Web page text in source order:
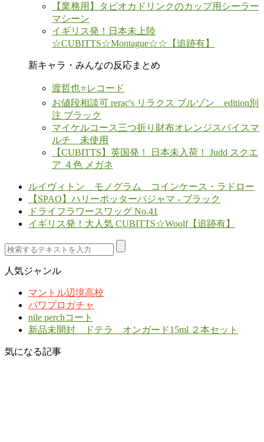
【業務用】タピオカドリンクのカップ用シーラー
マシーン
イギリス発！日本未上陸
☆CUBITTS☆Montague☆☆【追跡有】
新キャラ・みんなの反応まとめ
渡哲也⭐レコード
お値段相談可 rerac's リラクス ブルゾン edition別
注 ブラック
マイケルコース三つ折り財布オレンジスパイスマ
ルチ 未使用
【CUBITTS】英国発！ 日本未入荷！ Judd スクエ
ア ４色 メガネ
ルイヴィトン モノグラム コインケース・ラドロー
【SPAO】ハリーポッターパジャマ - ブラック
ドライフラワースワッグ No.41
イギリス発！大人気 CUBITTS☆Woolf【追跡有】
人気ジャンル
マントル辺境高校
パワプロガチャ
nile perchコート
新品未開封 ドテラ オンガード15ml ２本セット
気になる記事